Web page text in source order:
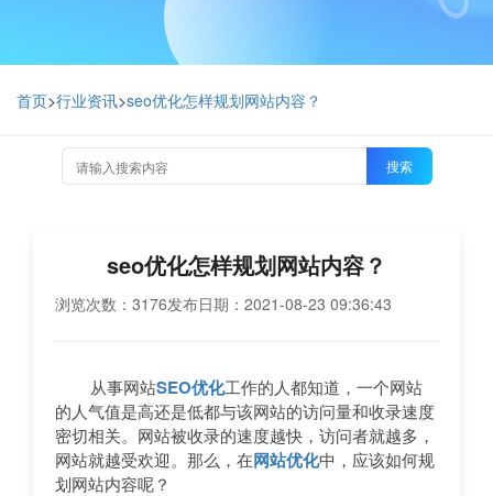
首页>行业资讯>seo优化怎样规划网站内容？
搜索
seo优化怎样规划网站内容？
浏览次数：3176发布日期：2021-08-23 09:36:43
从事网站SEO优化工作的人都知道，一个网站
的人气值是高还是低都与该网站的访问量和收录速度
密切相关。网站被收录的速度越快，访问者就越多，
网站就越受欢迎。那么，在网站优化中，应该如何规
划网站内容呢？